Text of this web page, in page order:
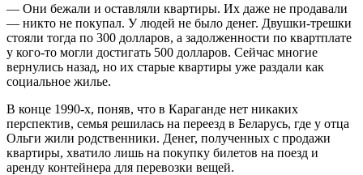
— Они бежали и оставляли квартиры. Их даже не продавали
— никто не покупал. У людей не было денег. Двушки-трешки
стояли тогда по 300 долларов, а задолженности по квартплате
у кого-то могли достигать 500 долларов. Сейчас многие
вернулись назад, но их старые квартиры уже раздали как
социальное жилье.
В конце 1990-х, поняв, что в Караганде нет никаких
перспектив, семья решилась на переезд в Беларусь, где у отца
Ольги жили родственники. Денег, полученных с продажи
квартиры, хватило лишь на покупку билетов на поезд и
аренду контейнера для перевозки вещей.